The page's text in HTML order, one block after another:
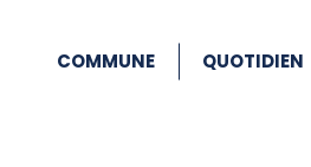
COMMUNE QUOTIDIEN